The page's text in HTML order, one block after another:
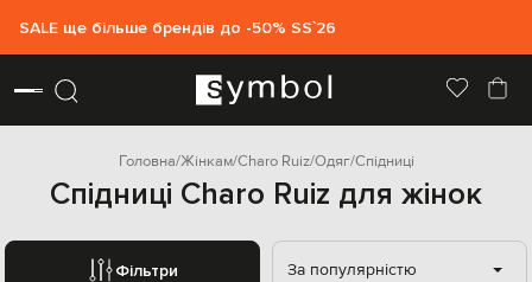
SALE ще більше брендів до -50% SS`26
Головна Жінкам Charo Ruiz Одяг Спідниці
Спідниці Charo Ruiz для жінок
Фільтри За популярністю